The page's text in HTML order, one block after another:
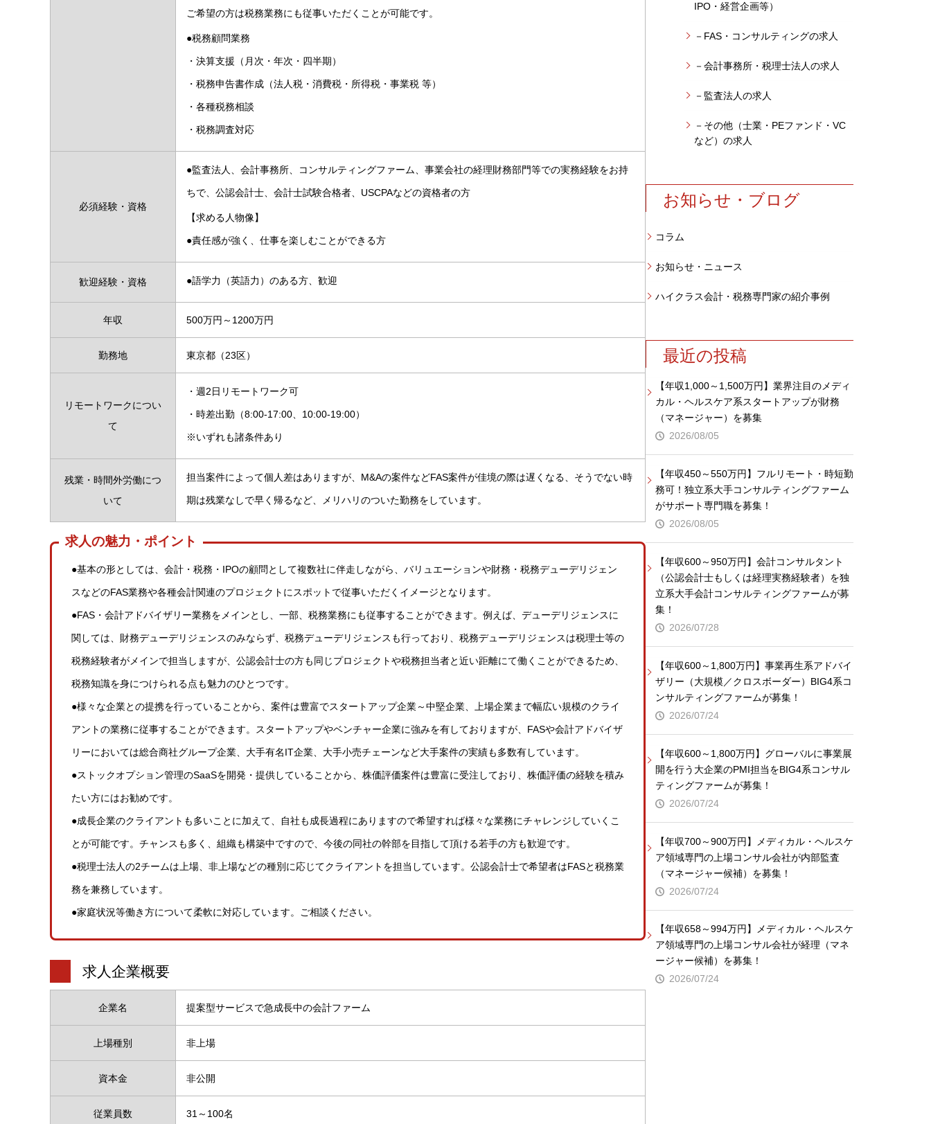
ご希望の方は税務業務にも従事いただくことが可能です。
●税務顧問業務
・決算支援（月次・年次・四半期）
・税務申告書作成（法人税・消費税・所得税・事業税 等）
・各種税務相談
・税務調査対応
必須経験・資格
●監査法人、会計事務所、コンサルティングファーム、事業会社の経理財務部門等での実務経験をお持
ちで、公認会計士、会計士試験合格者、USCPAなどの資格者の方
【求める人物像】
●責任感が強く、仕事を楽しむことができる方
歓迎経験・資格 ●語学力（英語力）のある方、歓迎
年収 500万円～1200万円
勤務地 東京都（23区）
リモートワークについ
て
・週2日リモートワーク可
・時差出勤（8:00-17:00、10:00-19:00）
※いずれも諸条件あり
残業・時間外労働につ
いて
担当案件によって個人差はありますが、M&Aの案件などFAS案件が佳境の際は遅くなる、そうでない時
期は残業なしで早く帰るなど、メリハリのついた勤務をしています。
求人の魅力・ポイント
●基本の形としては、会計・税務・IPOの顧問として複数社に伴走しながら、バリュエーションや財務・税務デューデリジェン
スなどのFAS業務や各種会計関連のプロジェクトにスポットで従事いただくイメージとなります。
●FAS・会計アドバイザリー業務をメインとし、一部、税務業務にも従事することができます。例えば、デューデリジェンスに
関しては、財務デューデリジェンスのみならず、税務デューデリジェンスも行っており、税務デューデリジェンスは税理士等の
税務経験者がメインで担当しますが、公認会計士の方も同じプロジェクトや税務担当者と近い距離にて働くことができるため、
税務知識を身につけられる点も魅力のひとつです。
●様々な企業との提携を行っていることから、案件は豊富でスタートアップ企業～中堅企業、上場企業まで幅広い規模のクライ
アントの業務に従事することができます。スタートアップやベンチャー企業に強みを有しておりますが、FASや会計アドバイザ
リーにおいては総合商社グループ企業、大手有名IT企業、大手小売チェーンなど大手案件の実績も多数有しています。
●ストックオプション管理のSaaSを開発・提供していることから、株価評価案件は豊富に受注しており、株価評価の経験を積み
たい方にはお勧めです。
●成長企業のクライアントも多いことに加えて、自社も成長過程にありますので希望すれば様々な業務にチャレンジしていくこ
とが可能です。チャンスも多く、組織も構築中ですので、今後の同社の幹部を目指して頂ける若手の方も歓迎です。
●税理士法人の2チームは上場、非上場などの種別に応じてクライアントを担当しています。公認会計士で希望者はFASと税務業
務を兼務しています。
●家庭状況等働き方について柔軟に対応しています。ご相談ください。
求人企業概要
企業名 提案型サービスで急成長中の会計ファーム
上場種別 非上場
資本金 非公開
従業員数 31～100名
IPO・経営企画等）
－FAS・コンサルティングの求人
－会計事務所・税理士法人の求人
－監査法人の求人
－その他（士業・PEファンド・VC
など）の求人
お知らせ・ブログ
コラム
お知らせ・ニュース
ハイクラス会計・税務専門家の紹介事例
最近の投稿
【年収1,000～1,500万円】業界注目のメディ
カル・ヘルスケア系スタートアップが財務
（マネージャー）を募集
2026/08/05
【年収450～550万円】フルリモート・時短勤
務可！独立系大手コンサルティングファーム
がサポート専門職を募集！
2026/08/05
【年収600～950万円】会計コンサルタント
（公認会計士もしくは経理実務経験者）を独
立系大手会計コンサルティングファームが募
集！
2026/07/28
【年収600～1,800万円】事業再生系アドバイ
ザリー（大規模／クロスボーダー）BIG4系コ
ンサルティングファームが募集！
2026/07/24
【年収600～1,800万円】グローバルに事業展
開を行う大企業のPMI担当をBIG4系コンサル
ティングファームが募集！
2026/07/24
【年収700～900万円】メディカル・ヘルスケ
ア領域専門の上場コンサル会社が内部監査
（マネージャー候補）を募集！
2026/07/24
【年収658～994万円】メディカル・ヘルスケ
ア領域専門の上場コンサル会社が経理（マネ
ージャー候補）を募集！
2026/07/24